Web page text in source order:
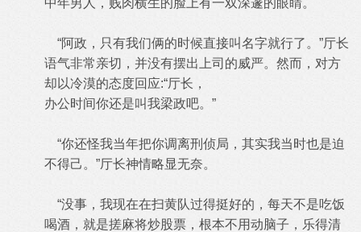
中年男人，贱肉横生的脸上有一双深邃的眼睛。
“阿政，只有我们俩的时候直接叫名字就行了。”厅长
语气非常亲切，并没有摆出上司的威严。然而，对方
却以冷漠的态度回应:“厅长，
办公时间你还是叫我梁政吧。”
“你还怪我当年把你调离刑侦局，其实我当时也是迫
不得己。”厅长神情略显无奈。
“没事，我现在在扫黄队过得挺好的，每天不是吃饭
喝酒，就是搓麻将炒股票，根本不用动脑子，乐得清